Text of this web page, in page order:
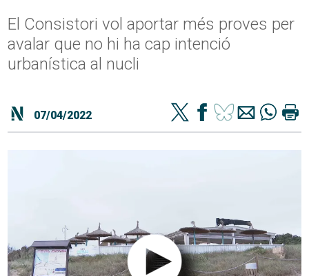
El Consistori vol aportar més proves per
avalar que no hi ha cap intenció
urbanística al nucli
07/04/2022